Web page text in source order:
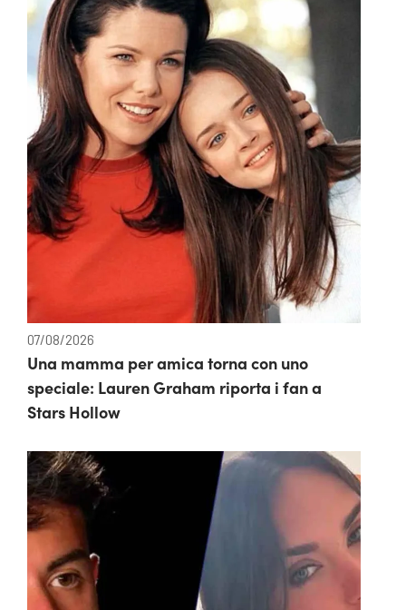
07/08/2026
Una mamma per amica torna con uno
speciale: Lauren Graham riporta i fan a
Stars Hollow